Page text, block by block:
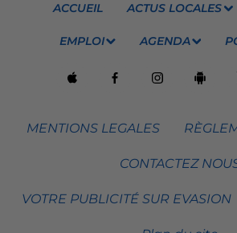
ACCUEIL ACTUS LOCALES
EMPLOI AGENDA
MENTIONS LEGALES
CONTACTEZ
VOTRE PUBLICITÉ SUR EVASION